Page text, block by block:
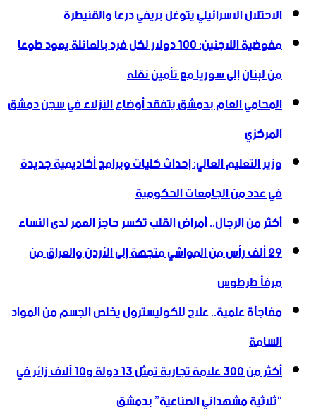
الاحتلال الاسرائيلي يتوغل بريفي درعا والقنيطرة
مفوضية اللاجئين: 100 دولار لكل فرد بالعائلة يعود طوعا
من لبنان إلى سوريا مع تأمين نقله
المحامي العام بدمشق يتفقد أوضاع النزلاء في سجن دمشق
المركزي
وزير التعليم العالي: إحداث كليات وبرامج أكاديمية جديدة
في عدد من الجامعات الحكومية
أكثر من الرجال.. أمراض القلب تكسر حاجز العمر لدى النساء
29 ألف رأس من المواشي متجهة إلى الأردن ‏والعراق من
مرفأ طرطوس
مفاجأة علمية.. علاج للكوليسترول يخلص الجسم من المواد
السامة
أكثر من 300 علامة تجارية تمثل 13 دولة و10 آلاف زائر في
“ثلاثية ‏مشهداني الصناعية” بدمشق